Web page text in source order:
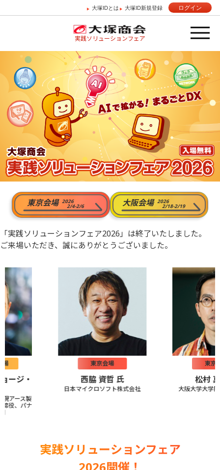
大塚IDとは 大塚ID新規登録 ログイン
実践ソリューションフェア
東京会場 2026
2/4-2/6 大阪会場 2026
2/18-2/19
「実践ソリューションフェア2026 」は終了いたしました。
ご来場いただき、誠にありがとうございました。
ジ・
ース製
、パナ
東京会場
西脇 資哲 氏
日本マイクロソフト株式会社
東京会場
松村 真
大阪大学大学院経
実践ソリューションフェア